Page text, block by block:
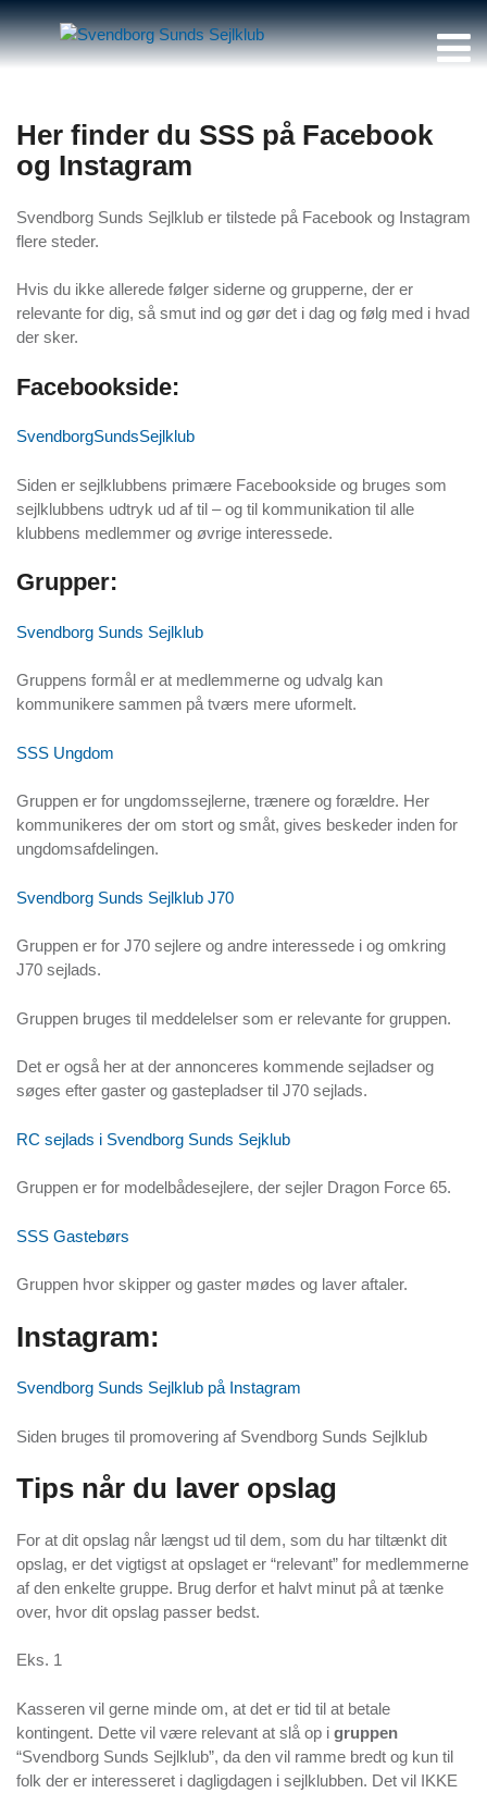
Her finder du SSS på Facebook
og Instagram
Svendborg Sunds Sejlklub er tilstede på Facebook og Instagram
flere steder.
Hvis du ikke allerede følger siderne og grupperne, der er
relevante for dig, så smut ind og gør det i dag og følg med i hvad
der sker.
Facebookside:
SvendborgSundsSejlklub
Siden er sejlklubbens primære Facebookside og bruges som
sejlklubbens udtryk ud af til – og til kommunikation til alle
klubbens medlemmer og øvrige interessede.
Grupper:
Svendborg Sunds Sejlklub
Gruppens formål er at medlemmerne og udvalg kan
kommunikere sammen på tværs mere uformelt.
SSS Ungdom
Gruppen er for ungdomssejlerne, trænere og forældre. Her
kommunikeres der om stort og småt, gives beskeder inden for
ungdomsafdelingen.
Svendborg Sunds Sejlklub J70
Gruppen er for J70 sejlere og andre interessede i og omkring
J70 sejlads.
Gruppen bruges til meddelelser som er relevante for gruppen.
Det er også her at der annonceres kommende sejladser og
søges efter gaster og gastepladser til J70 sejlads.
RC sejlads i Svendborg Sunds Sejklub
Gruppen er for modelbådesejlere, der sejler Dragon Force 65.
SSS Gastebørs
Gruppen hvor skipper og gaster mødes og laver aftaler.
Instagram:
Svendborg Sunds Sejlklub på Instagram
Siden bruges til promovering af Svendborg Sunds Sejlklub
Tips når du laver opslag
For at dit opslag når længst ud til dem, som du har tiltænkt dit
opslag, er det vigtigst at opslaget er “relevant” for medlemmerne
af den enkelte gruppe. Brug derfor et halvt minut på at tænke
over, hvor dit opslag passer bedst.
Eks. 1
Kasseren vil gerne minde om, at det er tid til at betale
kontingent. Dette vil være relevant at slå op i gruppen
“Svendborg Sunds Sejlklub”, da den vil ramme bredt og kun til
folk der er interesseret i dagligdagen i sejlklubben. Det vil IKKE